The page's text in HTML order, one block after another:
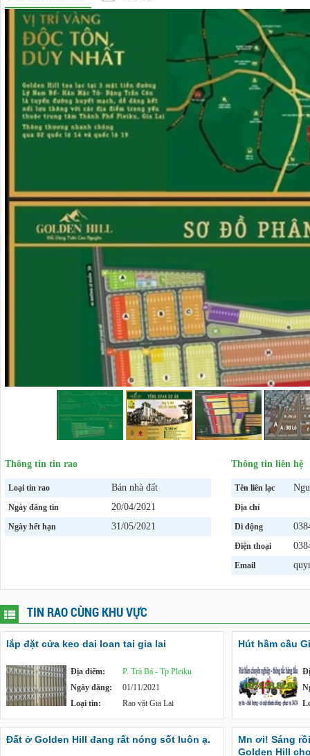
Thông tin tin rao
Loại tin rao Bán nhà đất
Ngày đăng tin 20/04/2021
Ngày hết hạn 31/05/2021
Thông tin liên hệ
Tên liên lạc
Địa chỉ
Di động
Điện thoại
Email
TIN RAO CÙNG KHU VỰC
lắp đặt cửa keo dai loan tai gia lai
Địa điểm:
P. Trà Bá - Tp Pleiku
Ngày đăng:
01/11/2021
Loại tin:
Rao vặt Gia Lai
Hút hầm cầu
Đất ở Golden Hill đang rất nóng sốt luôn ạ.
Mn ơi! Sáng
Golden Hill